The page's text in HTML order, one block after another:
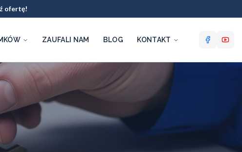
ofertę!
ZAUFALI NAM BLOG KONTAKT